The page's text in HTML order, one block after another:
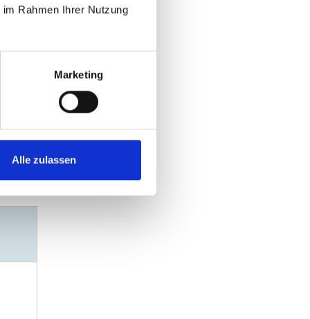
Rahmen Ihrer Nutzung
Marketing
Alle zulassen